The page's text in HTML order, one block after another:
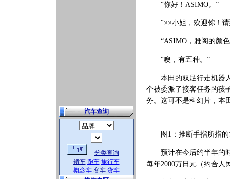
汽车查询
分类查询
轿车 跑车 旅行车
概念车 客车 货车
“你好！ASIMO。”
“××小姐，欢迎你！请
“ASIMO，雅阁的颜色
“噢，有五种。”
本田的双足行走机器人
个被委派了接客任务的孩
务。这可不是科幻片，本
图1：推断手指所指的
预计在今后约半年的时
每年2000万日元（约合人